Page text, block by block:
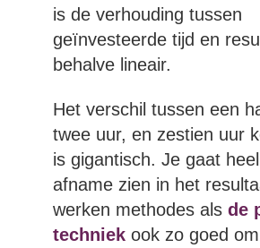
is de verhouding tussen
geïnvesteerde tijd en
behalve lineair.
Het verschil tussen een
twee uur, en zestien uur
is gigantisch. Je gaat
afname zien in het
werken methodes als de
techniek ook zo goed